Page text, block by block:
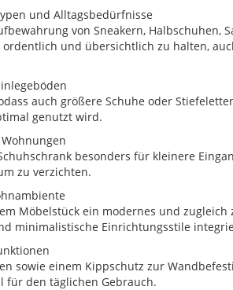
und Alltagsbedürfnisse
von Sneakern, Halbschuhen,
und übersichtlich zu halten,
auch größere Schuhe oder
genutzt wird.
besonders für kleinere
zu verzichten.
Möbelstück ein modernes und zugleich
minimalistische Einrichtungsstile
sowie einem Kippschutz zur
für den täglichen Gebrauch.